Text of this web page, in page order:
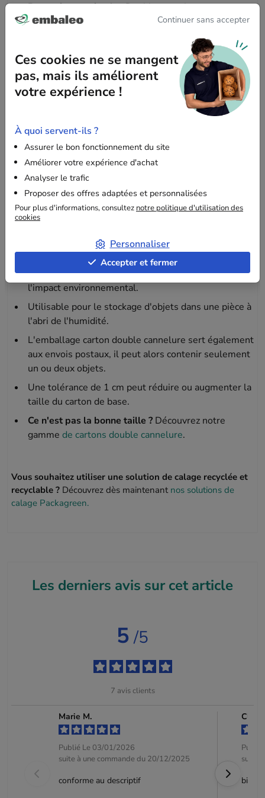
Protection maximale: Double cannelure pour une
meilleure absorption des chocs et des variations de
Solidité : Capable de supporter des charges lourdes
grâce à sa structure robuste, offrant une protection
fiable pour vos biens.
: Adaptée pour le stockage sur palettes
avec des dimensions optimisées pour une meilleure
organisation.
Grande capacité: Idéale pour contenir des objets
volumineux tout en assurant leur sécurité pendant le
transport.
Informations complémentaires
Ce carton fait partie de notre gamme
fabriqué à partir de matériaux 100 % recyclés et 100
% recyclables, contribuant ainsi à la réduction de
l'impact environnemental.
Utilisable pour le stockage d'objets dans une pièce à
l'abri de l'humidité.
L'emballage carton double cannelure sert également
aux envois postaux, il peut alors contenir seulement
un ou deux objets.
Une tolérance de 1 cm peut réduire ou augmenter la
taille du carton de base.
Ce n'est pas la bonne taille ?Découvrez notre
gamme de cartons double cannelure.
Vous souhaitez utiliser une solution de calage recyclée et
recyclable ? Découvrez dès maintenant nos solutions de
calage Packagreen.
Les derniers avis sur cet article
5 /5
7 avis clients
Marie M.
Publié Le 03/01/2026
suite à une commande du 20/12/2025
conforme au descriptif
suite
bien
Continuer sans accepter
Ces cookies ne se mangent
pas, mais ils améliorent
votre expérience !
À quoi servent-ils ?
Assurer le bon fonctionnement du site
Améliorer votre expérience d'achat
Analyser le trafic
Proposer des offres adaptées et personnalisées
Pour plus d'informations, consultez notre politique d'utilisation des
cookies
Personnaliser
Accepter et fermer